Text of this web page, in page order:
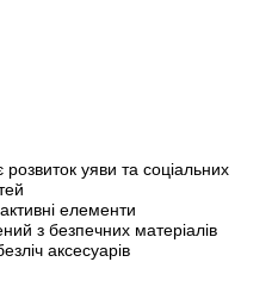
уяви та соціальних
елементи
з безпечних матеріалів
аксесуарів